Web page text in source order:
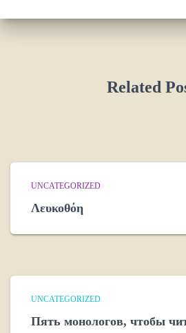
Related
UNCATEGORIZED
Λευκοθόη
UNCATEGORIZED
Пять монологов, чтобы